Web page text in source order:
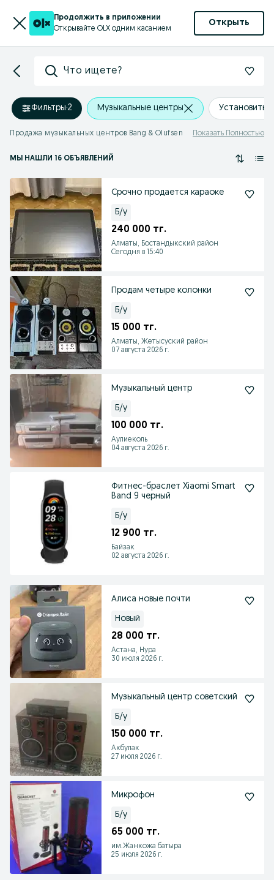
Продолжить в приложении
Открывайте OLX одним касанием
Открыть
Что ищете?
Фильтры·2 Музыкальные центры Установить
Продажа музыкальных центров Bang & Olufsen Показать Полностью
МЫ НАШЛИ 16 ОБЪЯВЛЕНИЙ
Срочно продается караоке
Б/у
240 000 тг.
Алматы, Бостандыкский район
Сегодня в 15:40
Продам четыре колонки
Б/у
15 000 тг.
Алматы, Жетысуский район
07 августа 2026 г.
Музыкальный центр
Б/у
100 000 тг.
Аулиеколь
04 августа 2026 г.
Фитнес-браслет Xiaomi Smart
Band 9 черный
Б/у
12 900 тг.
Байзак
02 августа 2026 г.
Алиса новые почти
Новый
28 000 тг.
Астана, Нура
30 июля 2026 г.
Музыкальный центр советский
Б/у
150 000 тг.
Акбулак
27 июля 2026 г.
Микрофон
Б/у
65 000 тг.
им.Жанкожа батыра
25 июля 2026 г.